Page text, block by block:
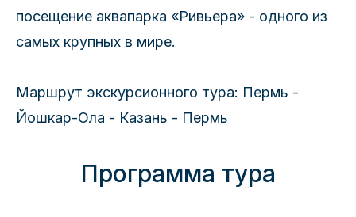
посещение аквапарка «Ривьера» - одного из
самых крупных в мире.
Маршрут экскурсионного тура: Пермь -
Йошкар-Ола - Казань - Пермь
Программа тура